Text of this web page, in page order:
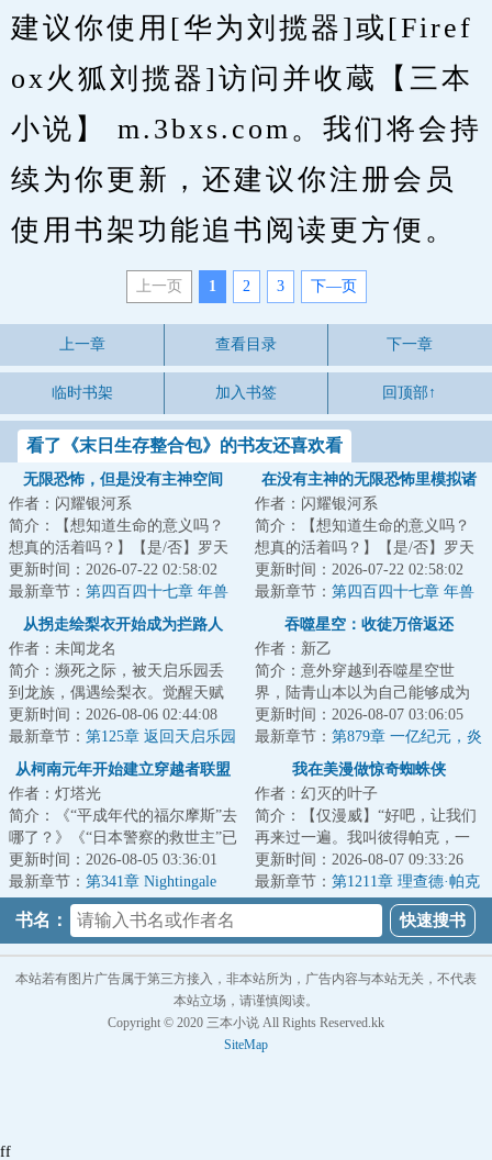
建议你使用[华为刘揽器]或[Firef
ox火狐刘揽器]访问并收蔵【三本
小说】 m.3bxs.com。我们将会持
续为你更新，还建议你注册会员
使用书架功能追书阅读更方便。
上一页 1 2 3 下—页
上一章 查看目录 下一章
临时书架 加入书签 回顶部↑
看了《末日生存整合包》的书友还喜欢看
无限恐怖，但是没有主神空间
作者：闪耀银河系
简介：【想知道生命的意义吗？
想真的活着吗？】【是/否】罗天
点下了是。“然后呢？”“然后我的
存款就被...
更新时间：2026-07-22 02:58:02
最新章节： 第四百四十七章 年兽
在没有主神的无限恐怖里模拟诸
天
作者：闪耀银河系
简介：【想知道生命的意义吗？
想真的活着吗？】【是/否】罗天
点下了是。“然后呢？”“然后我的
存款就被...
更新时间：2026-07-22 02:58:02
最新章节： 第四百四十七章 年兽
从拐走绘梨衣开始成为拦路人
作者：未闻龙名
简介：濒死之际，被天启乐园丢
到龙族，偶遇绘梨衣。觉醒天赋
【拦路人】。绘梨衣：“你也要过
马路吗？”关...
更新时间：2026-08-06 02:44:08
最新章节： 第125章 返回天启乐园
吞噬星空：收徒万倍返还
作者：新乙
简介：意外穿越到吞噬星空世
界，陆青山本以为自己能够成为
强者，不曾想九万年依旧还是宇
宙九阶。就在大限...
更新时间：2026-08-07 03:06:05
最新章节： 第879章 一亿纪元，炎
黄星！
从柯南元年开始建立穿越者联盟
作者：灯塔光
简介：《“平成年代的福尔摩斯”去
哪了？》《“日本警察的救世主”已
经消失整整两月！》《神奇的破
案技巧...
更新时间：2026-08-05 03:36:01
最新章节： 第341章 Nightingale
我在美漫做惊奇蜘蛛侠
作者：幻灭的叶子
简介：【仅漫威】“好吧，让我们
再来过一遍。我叫彼得帕克，一
个重生到漫威世界的穿越者，我
被一只基因改...
更新时间：2026-08-07 09:33:26
最新章节： 第1211章 理查德·帕克
的过去
书名：
本站若有图片广告属于第三方接入，非本站所为，广告内容与本站无关，不代表
本站立场，请谨慎阅读。
Copyright © 2020 三本小说 All Rights Reserved.kk
SiteMap
ff